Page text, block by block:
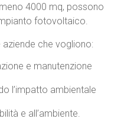
4000 mq, possono
fotovoltaico.
che vogliono:
e manutenzione
l’impatto ambientale
e all’ambiente.